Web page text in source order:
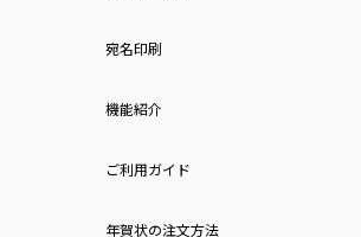
宛名印刷
機能紹介
ご利用ガイド
年賀状の注文方法